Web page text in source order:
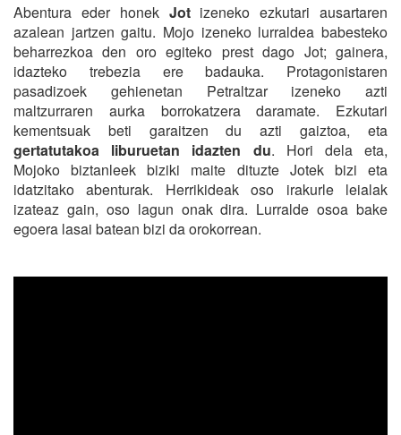
Abentura eder honek Jotizeneko ezkutari ausartaren
azalean jartzen gaitu. Mojo izeneko lurraldea babesteko
beharrezkoa den oro egiteko prest dago Jot; gainera,
idazteko trebezia ere badauka. Protagonistaren
pasadizoek gehienetan Petraltzar izeneko azti
maltzurraren aurka borrokatzera daramate. Ezkutari
kementsuak beti garaitzen du azti gaiztoa, eta
gertatutakoa liburuetan idazten du. Hori dela eta,
Mojoko biztanleek biziki maite dituzte Jotek bizi eta
idatzitako abenturak. Herrikideak oso irakurle leialak
izateaz gain, oso lagun onak dira. Lurralde osoa bake
egoera lasai batean bizi da orokorrean.